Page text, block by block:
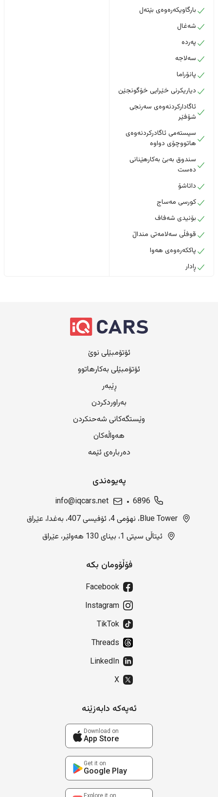
بارگاویکەرەوەی بێتەل
شەغال
پەردە
سەلاجە
پانۆراما
دیاریکرنی خێرایی خۆگونجێن
ئاگادارکردنەوەی سەرنجی
شۆفێر
سیستەمی ئاگادرکردنەوەی
هاتووچۆی دواوە
سندوق بەبێ بەکارهێنانی
دەست
داتاشۆ
کورسی مەساج
بۆنیدی شەفاف
قوفڵی سەلامەتی منداڵ
پاککەرەوەی هەوا
ڕادار
ئۆتۆمبێلی نوێ
ئۆتۆمبێلی بەکارهاتوو
ڕێبەر
بەراوردکردن
وێستگەکانی شەحنکردن
هەواڵەکان
دەربارەی ئێمە
پەیوەندی
6896
info@iqcars.net
Blue Tower، نهۆمی 4، ئۆفیسی 407، بەغدا، عێراق
ئیتاڵی سیتی 1، بینای 130 هەولێر، عێراق
فۆڵۆومان بکە
Facebook
Instagram
TikTok
Threads
LinkedIn
X
ئەپەکە دابەزێنە
Download on
App Store
Get it on
Google Play